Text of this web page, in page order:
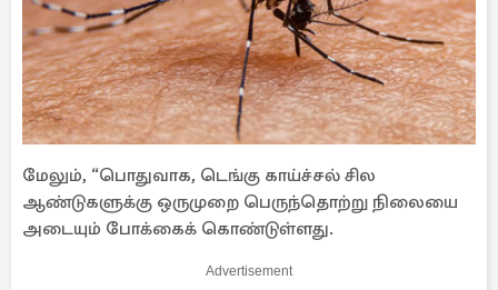
மேலும், “பொதுவாக, டெங்கு காய்ச்சல் சில
ஆண்டுகளுக்கு ஒருமுறை பெருந்தொற்று நிலையை
அடையும் போக்கைக் கொண்டுள்ளது.
Advertisement